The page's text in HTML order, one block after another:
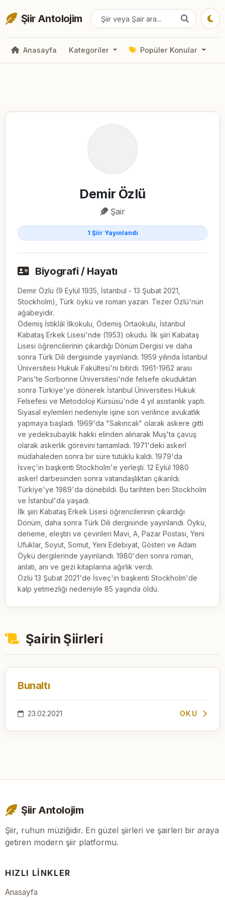
Şiir Antolojim
Anasayfa Kategoriler Popüler Konular
Demir Özlü
Şair
1 Şiir Yayınlandı
Biyografi / Hayatı
Demir Özlü (9 Eylül 1935, İstanbul - 13 Şubat 2021,
Stockholm), Türk öykü ve roman yazarı. Tezer Özlü'nün
ağabeyidir.
Ödemiş İstiklâl İlkokulu, Ödemiş Ortaokulu, İstanbul
Kabataş Erkek Lisesi'nde (1953) okudu. İlk şiiri Kabataş
Lisesi öğrencilerinin çıkardığı Dönüm Dergisi ve daha
sonra Türk Dili dergisinde yayınlandı. 1959 yılında İstanbul
Üniversitesi Hukuk Fakültesi'ni bitirdi. 1961-1962 arası
Paris'te Sorbonne Üniversitesi'nde felsefe okuduktan
sonra Türkiye'ye dönerek İstanbul Üniversitesi Hukuk
Felsefesi ve Metodoloji Kürsüsü'nde 4 yıl asistanlık yaptı.
Siyasal eylemleri nedeniyle işine son verilince avukatlık
yapmaya başladı. 1969'da "Sakıncalı" olarak askere gitti
ve yedeksubaylık hakkı elinden alınarak Muş'ta çavuş
olarak askerlik görevini tamamladı. 1971'deki askerî
müdahaleden sonra bir süre tutuklu kaldı. 1979'da
İsveç'in başkenti Stockholm'e yerleşti. 12 Eylül 1980
askerî darbesinden sonra vatandaşlıktan çıkarıldı.
Türkiye'ye 1989'da dönebildi. Bu tarihten beri Stockholm
ve İstanbul'da yaşadı.
İlk şiiri Kabataş Erkek Lisesi öğrencilerinin çıkardığı
Dönüm, daha sonra Türk Dili dergisinde yayınlandı. Öykü,
deneme, eleştiri ve çevirileri Mavi, A, Pazar Postası, Yeni
Ufuklar, Soyut, Somut, Yeni Edebiyat, Gösteri ve Adam
Öykü dergilerinde yayınlandı. 1980'den sonra roman,
anlatı, anı ve gezi kitaplarına ağırlık verdi.
Özlü 13 Şubat 2021'de İsveç'in başkenti Stockholm'de
kalp yetmezliği nedeniyle 85 yaşında öldü.
Şairin Şiirleri
Bunaltı
23.02.2021 OKU
Şiir Antolojim
Şiir, ruhun müziğidir. En güzel şiirleri ve şairleri bir araya
getiren modern şiir platformu.
HIZLI LINKLER
Anasayfa